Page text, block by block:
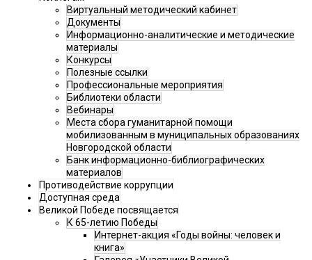
Виртуальный методический кабинет
Документы
Информационно-аналитические и методические
материалы
Конкурсы
Полезные ссылки
Профессиональные мероприятия
Библиотеки области
Вебинары
Места сбора гуманитарной помощи
мобилизованным в муниципальных образованиях
Новгородской области
Банк информационно-библиографических
материалов
Противодействие коррупции
Доступная среда
Великой Победе посвящается
К 65-летию Победы
Интернет-акция «Годы войны: человек и
книга»